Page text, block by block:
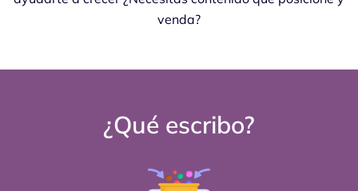
venda?
¿Qué escribo?